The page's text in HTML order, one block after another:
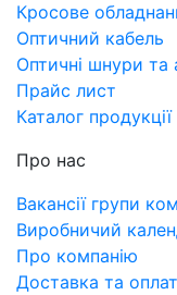
Кросове
Оптичний кабель
Оптичні шнури та
Прайс лист
Каталог продукції
Про нас
Вакансії групи
Виробничий
Про компанію
Доставка та